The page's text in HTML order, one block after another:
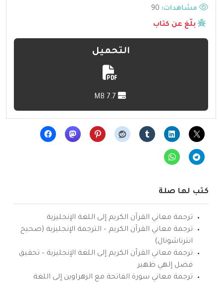
مشاهدات:
بلّغ عن كتاب
التحميل
كتب لها صلة
ترجمة معاني القرآن الكريم إلى اللغة الإنجليزية
ترجمة معاني القرآن الكريم – الترجمة الإنجليزية (صحيح
انترناشونال)
ترجمة معاني القرآن الكريم إلى اللغة الإنجليزية – تحقيق
فضل إلهي ظهير
ترجمة معاني سورة الفاتحة مع الزهراوين إلى اللغة